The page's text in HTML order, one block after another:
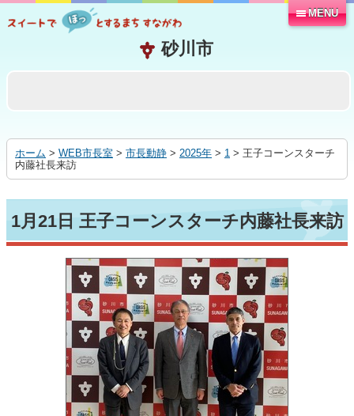
る
MENU
ホーム > WEB市長室 > 市長動静 > 2025年 > 1 > 王子コーンスターチ
内藤社長来訪
1月21日 王子コーンスターチ内藤社長来訪